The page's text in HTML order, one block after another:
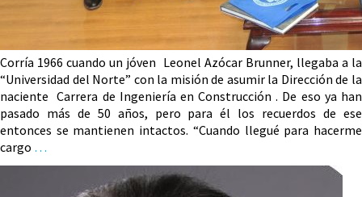
Corría 1966 cuando un jóven Leonel Azócar Brunner, llegaba a la
“Universidad del Norte” con la misión de asumir la Dirección de la
naciente Carrera de Ingeniería en Construcción . De eso ya han
pasado más de 50 años, pero para él los recuerdos de ese
entonces se mantienen intactos. “Cuando llegué para hacerme
cargo …